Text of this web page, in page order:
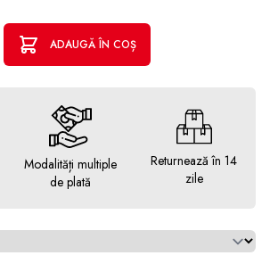
ADAUGĂ ÎN COȘ
Modalități multiple
de plată
Returnează în 14
zile